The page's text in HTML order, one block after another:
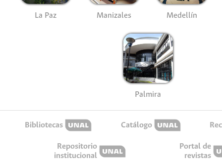
La Paz Manizales Medellín
Palmira
Bibliotecas Catálogo
Repositorio
institucional
Portal de
revistas